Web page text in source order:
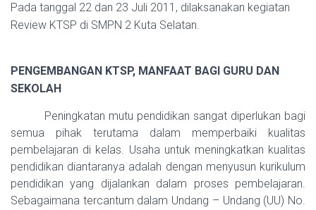
Pada tanggal 22 dan 23 Juli 2011, dilaksanakan kegiatan
Review KTSP di SMPN 2 Kuta Selatan.
PENGEMBANGAN KTSP, MANFAAT BAGI GURU DAN
SEKOLAH
Peningkatan mutu pendidikan sangat diperlukan bagi
semua pihak terutama dalam memperbaiki kualitas
pembelajaran di kelas. Usaha untuk meningkatkan kualitas
pendidikan diantaranya adalah dengan menyusun kurikulum
pendidikan yang dijalankan dalam proses pembelajaran.
Sebagaimana tercantum dalam Undang – Undang (UU) No.